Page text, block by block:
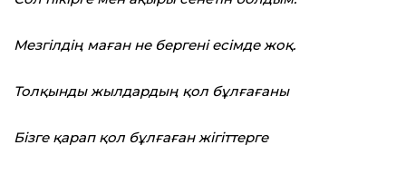
Мезгілдің маған не бергені есімде жоқ.
Толқынды жылдардың қол бұлғағаны
Бізге қарап қол бұлғаған жігіттерге